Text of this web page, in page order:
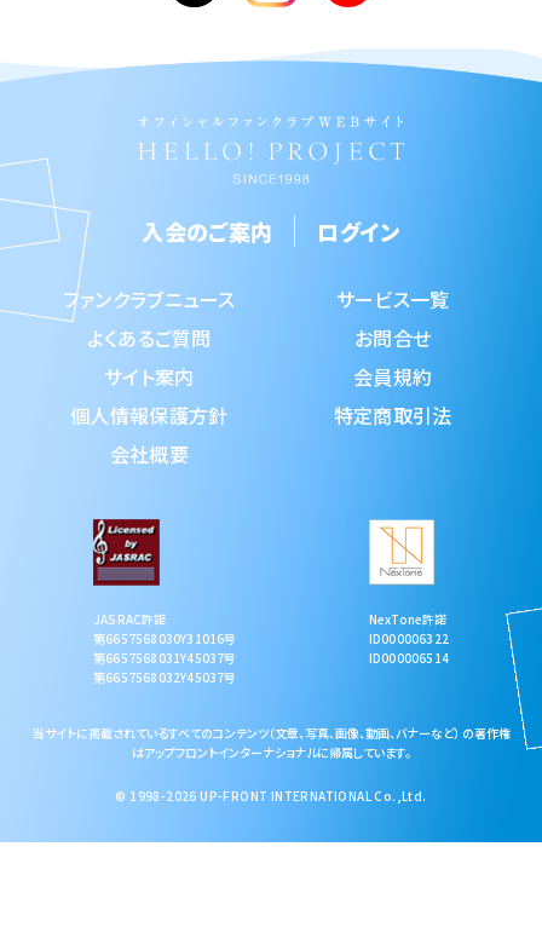
入会のご案内 ログイン
ファンクラブニュース
サービス一覧
よくあるご質問
お問合せ
サイト案内
会員規約
個人情報保護方針
特定商取引法
会社概要
JASRAC許諾
第6657568030Y31016号
第6657568031Y45037号
第6657568032Y45037号
NexTone許諾
ID000006322
ID000006514
当サイトに掲載されているすべてのコンテンツ（文章、写真、画像、動画、バナーなど） の著作権
はアップフロントインターナショナルに帰属しています。
© 1998-2026 UP-FRONT INTERNATIONAL Co.,Ltd.